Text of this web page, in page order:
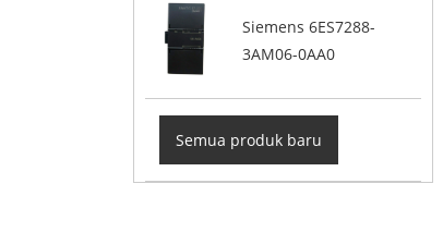
Siemens 6ES7288-
3AM06-0AA0
Semua produk baru